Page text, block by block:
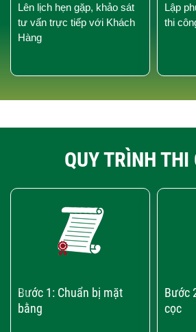
Lên lịch hẹn gặp, khảo sát
tư vấn trực tiếp với Khách
Hàng
Lập
thi
QUY TRÌNH THI
Bước 1: Chuẩn bị mặt
bằng
Bước
cọc
‹